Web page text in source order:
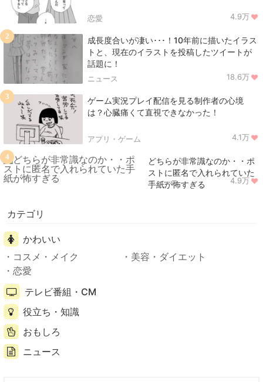
恋愛 4.9万
成長度合いが凄い･･･！10年前に描いたイラス
トと、現在のイラストを投稿したツイートが
話題に！
ニュース 18.6万
2
ゲーム実況プレイ配信を見る制作者の心境
は？心臓痛くて直視できなかった！
アプリ・ゲーム 4.1万
3
どちらが非常識なのか・・ポ
ストに匿名で入れられていた
手紙が怖すぎる
ニュース 4.9万
4
カテゴリ
かわいい
コスメ・メイク
美容・ダイエット
恋愛
テレビ番組・CM
役立ち・知識
おもしろ
ニュース